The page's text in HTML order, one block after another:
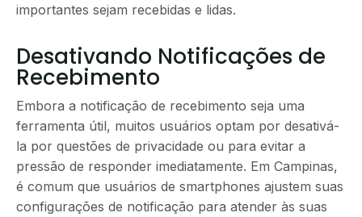
importantes sejam recebidas e lidas.
Desativando Notificações de
Recebimento
Embora a notificação de recebimento seja uma
ferramenta útil, muitos usuários optam por desativá-
la por questões de privacidade ou para evitar a
pressão de responder imediatamente. Em Campinas,
é comum que usuários de smartphones ajustem suas
configurações de notificação para atender às suas